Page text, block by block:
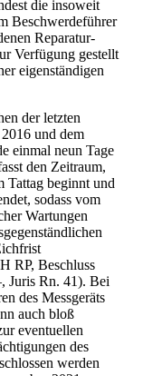
die insoweit
Beschwerdeführer
Reparatur-
Verfügung gestellt
eigenständigen
der letzten
und dem
einmal neun Tage
den Zeitraum,
Tattag beginnt und
sodass vom
Wartungen
RP, Beschluss
Juris Rn. 41). Bei
des Messgeräts
auch bloß
eventuellen
des
werden